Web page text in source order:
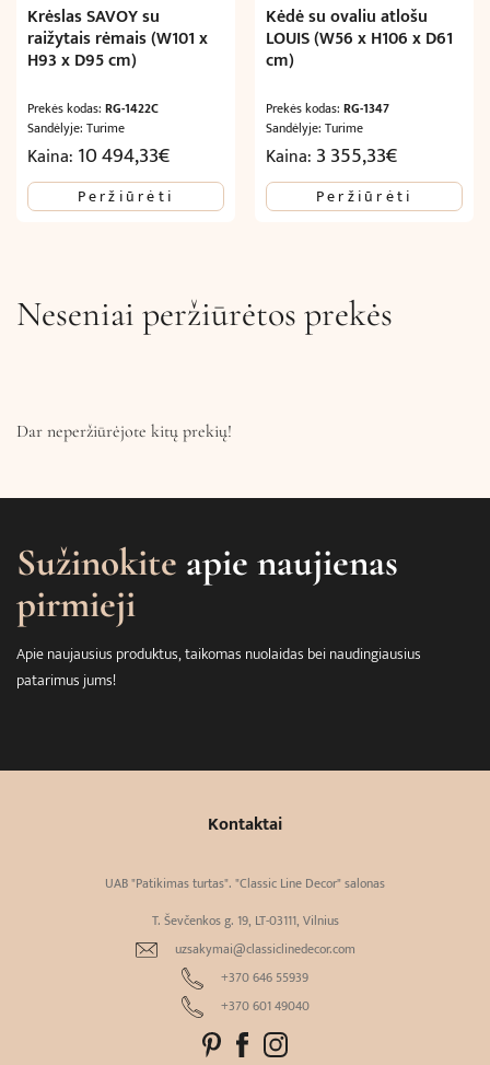
Krėslas SAVOY su
raižytais rėmais (W101 x
H93 x D95 cm)
Prekės kodas: RG-1422C
Sandėlyje: Turime
Kaina: 10 494,33€
Peržiūrėti
Kėdė su ovaliu atlošu
LOUIS (W56 x H106 x D61
cm)
Prekės kodas:RG-1347
Sandėlyje: Turime
Kaina: 3 355,33€
Peržiūrėti
Neseniai peržiūrėtos prekės
Dar neperžiūrėjote kitų prekių!
Sužinokite apie naujienas
pirmieji
Apie naujausius produktus, taikomas nuolaidas bei naudingiausius
patarimus jums!
Kontaktai
UAB "Patikimas turtas". "Classic Line Decor" salonas
T. Ševčenkos g. 19, LT-03111, Vilnius
uzsakymai@classiclinedecor.com
+370 646 55939
+370 601 49040